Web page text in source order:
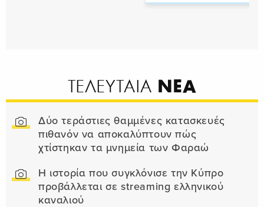
ΤΕΛΕΥΤΑΙΑ ΝΕΑ
Δύο τεράστιες θαμμένες κατασκευές
πιθανόν να αποκαλύπτουν πώς
χτίστηκαν τα μνημεία των Φαραώ
Η ιστορία που συγκλόνισε την Κύπρο
προβάλλεται σε streaming ελληνικού
καναλιού